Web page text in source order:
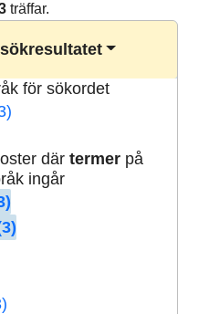
träffar.
för sökordet
där termerpå
ingår